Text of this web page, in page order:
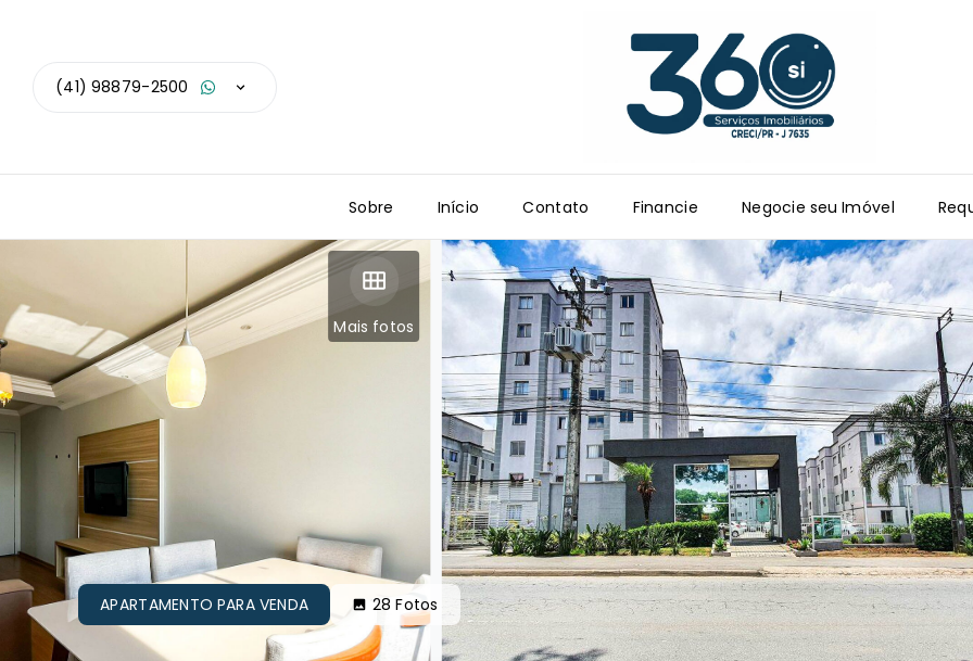
(41) 98879-2500
Sobre Início Contato Financie Negocie seu Imóvel
Mais fotos
APARTAMENTO PARA VENDA 28 Fotos